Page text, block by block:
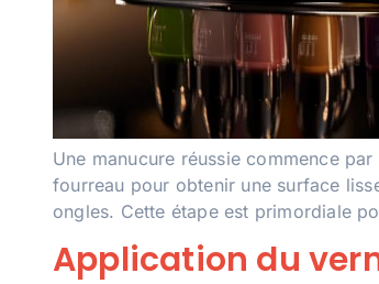
Une manucure réussie commence
fourreau pour obtenir une surface
ongles. Cette étape est primordiale
Application du